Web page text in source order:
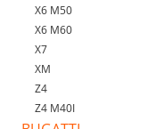
X6 M50
X6 M60
X7
XM
Z4
Z4 M40I